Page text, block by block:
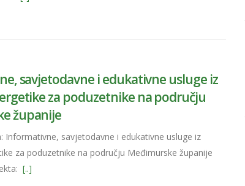
savjetodavne i edukativne usluge iz
za poduzetnike na području
županije
Informativne, savjetodavne i edukativne usluge iz
za poduzetnike na području Međimurske županije
[..]